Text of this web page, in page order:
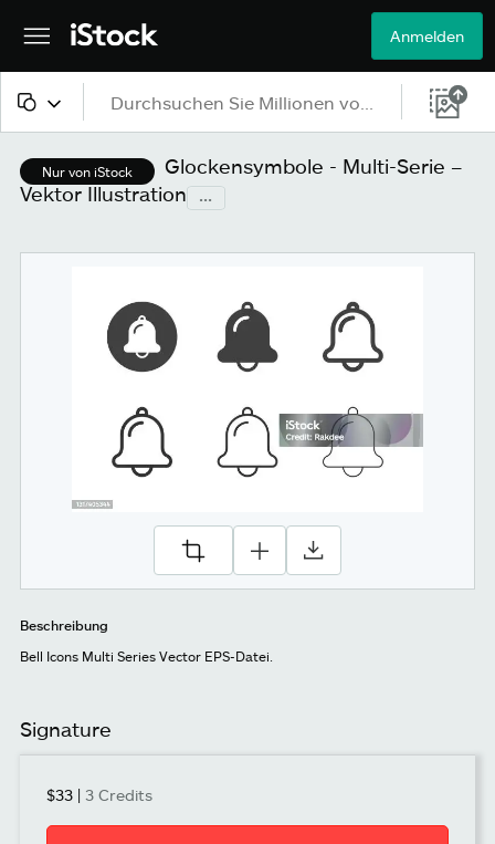
Anmelden
Alle Inhalte
Bilder
Fotos
Grafiken
Vektoren
Nur von iStock
Glockensymbole - Multi-Serie –
Vektor Illustration
...
Beschreibung
Bell Icons Multi Series Vector EPS-Datei.
Signature
$33 | 3 Credits